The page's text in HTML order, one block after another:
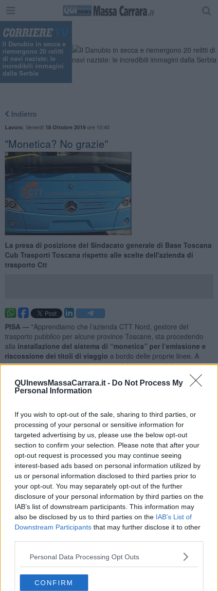
QUInewsMassaCarrara.it - Do Not Process My
Personal Information
If you wish to opt-out of the sale, sharing to third parties, or
processing of your personal or sensitive information for
targeted advertising by us, please use the below opt-out
section to confirm your selection. Please note that after your
opt-out request is processed you may continue seeing
interest-based ads based on personal information utilized by
us or personal information disclosed to third parties prior to
your opt-out. You may separately opt-out of the further
disclosure of your personal information by third parties on the
IAB’s list of downstream participants. This information may
also be disclosed by us to third parties on the IAB’s List of
Downstream Participants that may further disclose it to other
Personal Data Processing Opt Outs
CONFIRM
Il Danubio in secca e
riemergono 20 relitti
di navi naziste: le
incredibili immagini
dalla Serbia
Indietro
Lavoro Venerdì 18 Ottobre 2019ore 10:40
"Monetica? No grazie"
La presa di posizione del Sindacato generale di Base Toscana
Cub Trasporti Toscana rispetto alle scelte dell'azienda di
trasporto Ctt
PISA — "Apprendiamo che l’azienda CTT Nord, gestore del
trasporto pubblico per alcune province Toscane, sta procedendo
alla installazione del sistema di “monetica” per l’emissione e
riscossione dei titoli di viaggio a bordo delle proprie linee. A
questo scopo inoltre ha avviato corsi di formazione del personale",
con il codice della strada e la soluzione adottata, quella del
pagamento elettronico, non è risolutiva del problema".
"Non è sicuramente questo il modo migliore per garantire un
servizio efficiente e di qualità né tantomeno per tutelare dignità e
diritti dei lavoratori. L’installazione del sistema infatti se può
contribuire ad arginare il fenomeno dell’ elusione del pagamento
dei titoli di viaggio comporta sicuramente un aggravio di lavoro per
gli addetti, ha ricadute negative rispetto all’altrettanto preoccupante
fenomeno dell’aggressione ai danni dei lavoratori del servizio ed ha
effetti negativi sui tempi di percorrenza", dicono ancora dal Cub
"Ctt nord ha chiuso il bilancio, per il quarto anno consecutivo, con
un utile di circa 3,5 milioni di euro; utile che deve avere un ritorno
positivo per chi materialmente li ha prodotti e cioè per i lavoratori.